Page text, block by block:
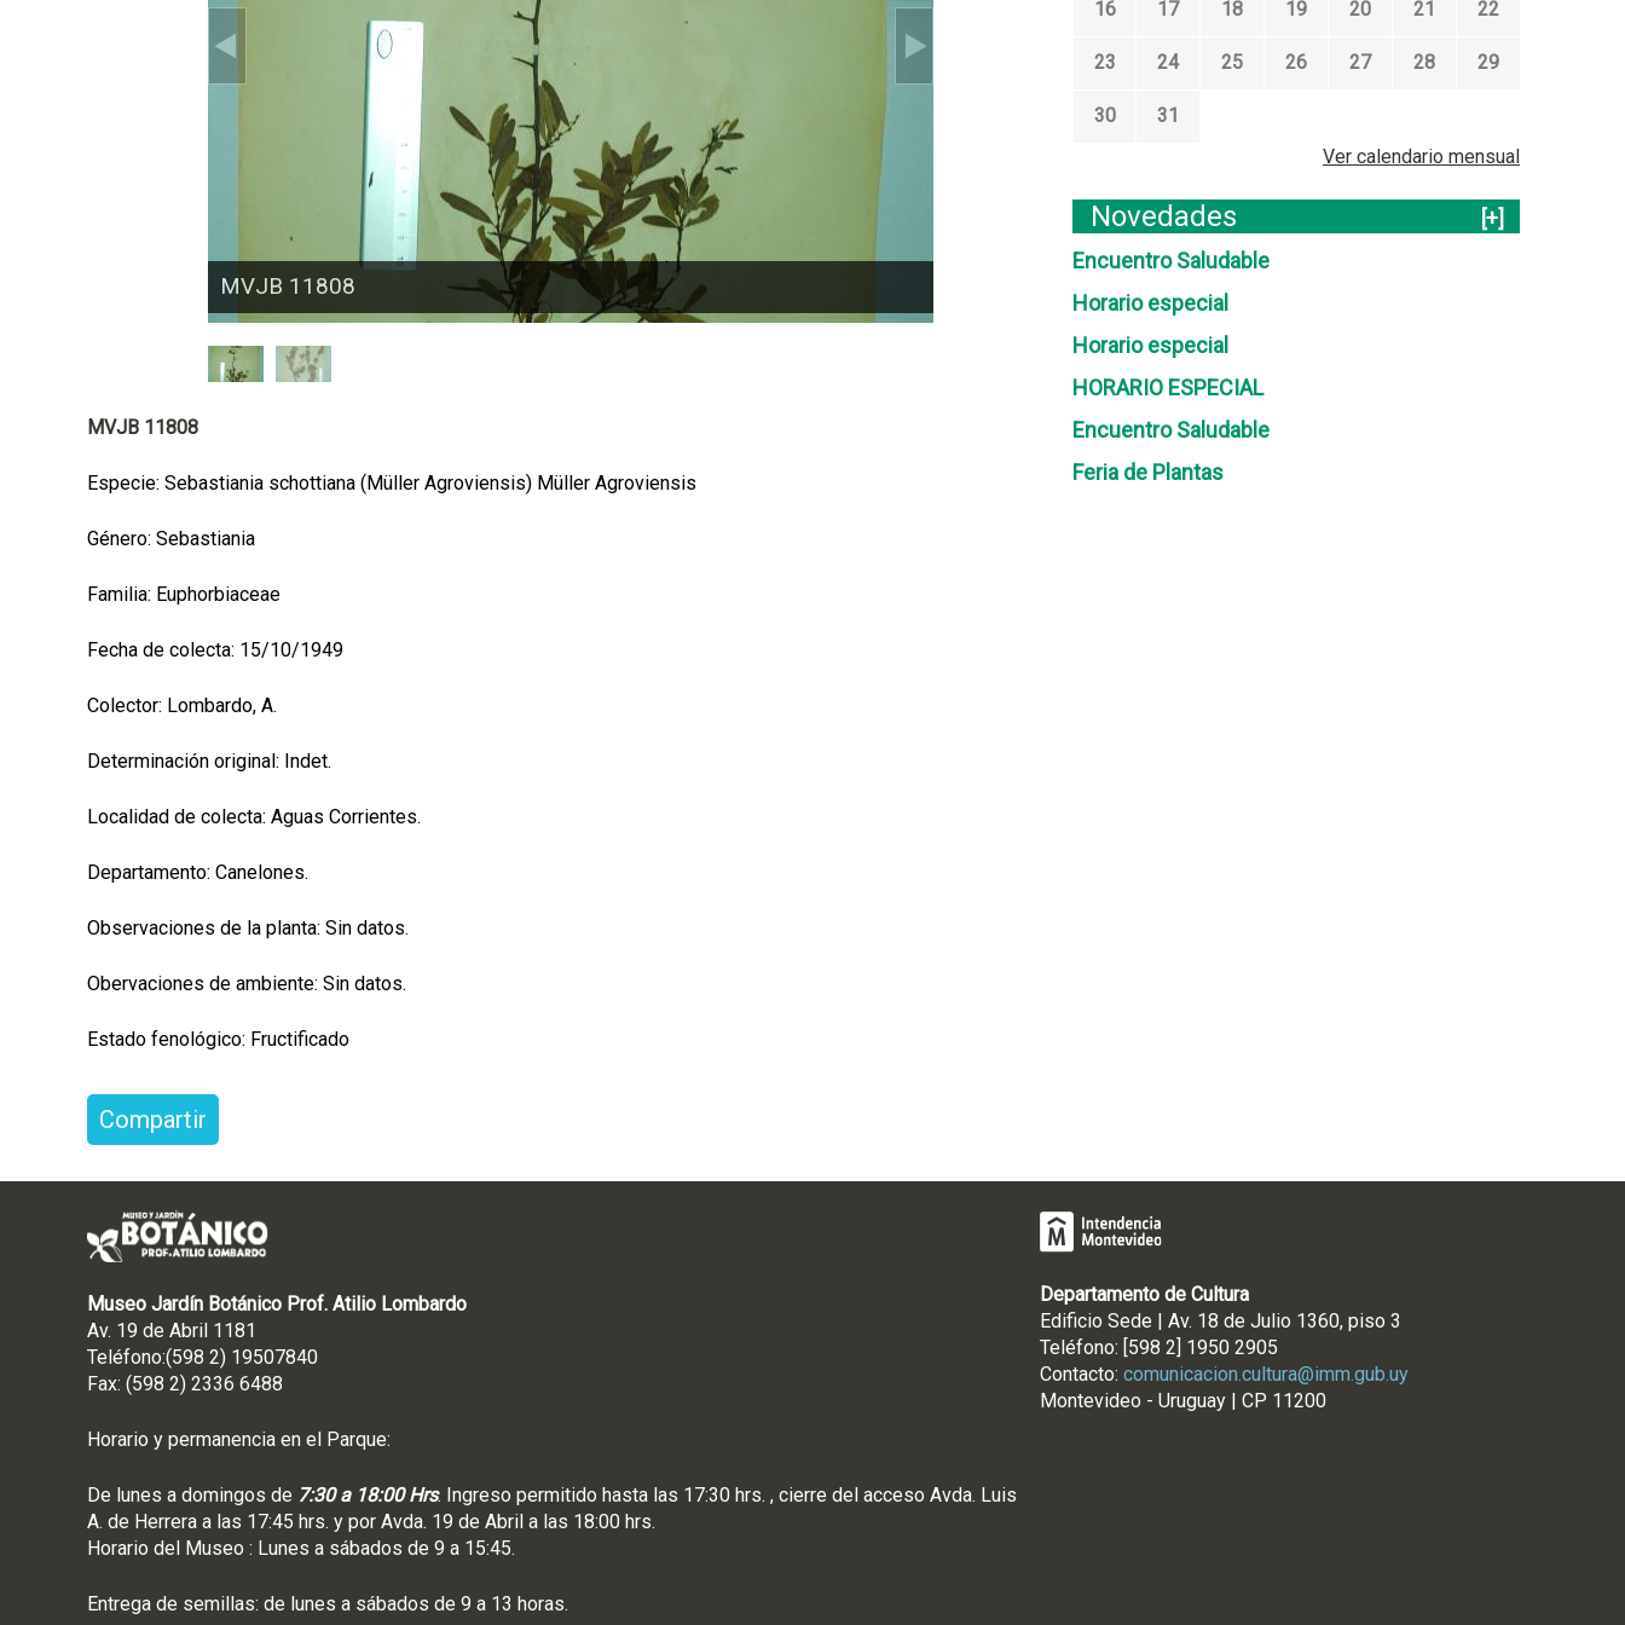
MVJB 11808
MVJB 11808
Especie: Sebastiania schottiana (Müller Agroviensis) Müller Agroviensis
Género: Sebastiania
Familia: Euphorbiaceae
Fecha de colecta: 15/10/1949
Colector: Lombardo, A.
Determinación original: Indet.
Localidad de colecta: Aguas Corrientes.
Departamento: Canelones.
Observaciones de la planta: Sin datos.
Obervaciones de ambiente: Sin datos.
Estado fenológico: Fructificado
Compartir
16 17 18 19 20 21 22
23 24 25 26 27 28 29
30
31
Ver calendario mensual
Novedades
[+]
Encuentro Saludable
Horario especial
Horario especial
HORARIO ESPECIAL
Encuentro Saludable
Feria de Plantas
Museo Jardín Botánico Prof. Atilio Lombardo
Av. 19 de Abril 1181
Teléfono:(598 2) 19507840
Fax: (598 2) 2336 6488
Horario y permanencia en el Parque:
De lunes a domingos de 7:30 a 18:00 Hrs. Ingreso permitido hasta las 17:30 hrs. , cierre del acceso Avda. Luis
A. de Herrera a las 17:45 hrs. y por Avda. 19 de Abril a las 18:00 hrs.
Horario del Museo : Lunes a sábados de 9 a 15:45.
Entrega de semillas: de lunes a sábados de 9 a 13 horas.
Departamento de Cultura
Edificio Sede | Av. 18 de Julio 1360, piso 3
Teléfono: [598 2] 1950 2905
Contacto: comunicacion.cultura@imm.gub.uy
Montevideo - Uruguay | CP 11200